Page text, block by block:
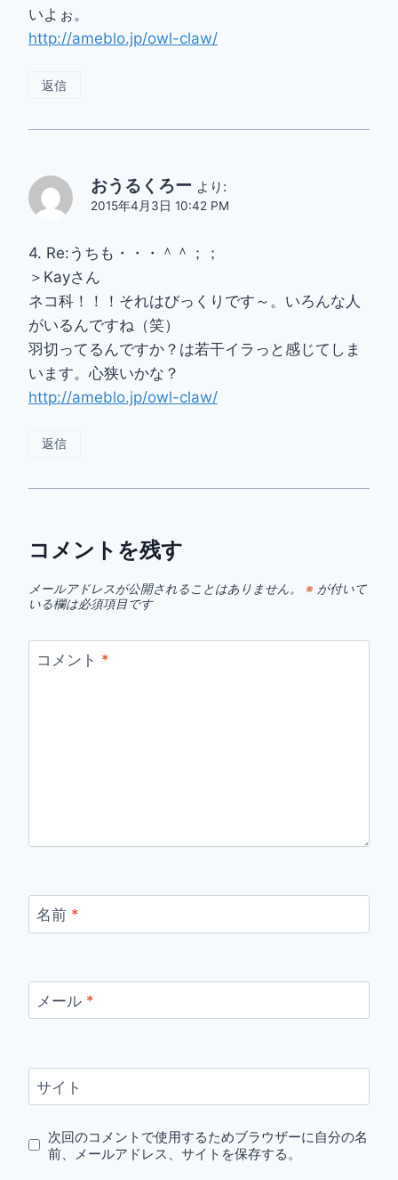
いよぉ。
http://ameblo.jp/owl-claw/
返信
おうるくろー より:
2015年4月3日 10:42 PM
4. Re:うちも・・・＾＾；；
＞Kayさん
ネコ科！！！それはびっくりです～。いろんな人
がいるんですね（笑）
羽切ってるんですか？は若干イラっと感じてしま
います。心狭いかな？
http://ameblo.jp/owl-claw/
返信
コメントを残す
メールアドレスが公開されることはありません。 ※ が付いて
いる欄は必須項目です
コメント *
名前 *
メール *
サイト
次回のコメントで使用するためブラウザーに自分の名
前、メールアドレス、サイトを保存する。